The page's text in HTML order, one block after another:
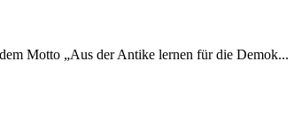
Motto „Aus der Antike lernen für die Demok...